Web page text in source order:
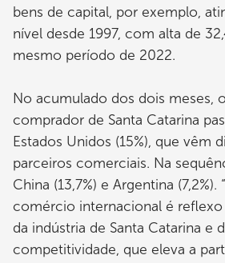
bens de capital, por exemplo,
nível desde 1997, com alta de
mesmo período de 2022.
No acumulado dos dois meses,
comprador de Santa Catarina
Estados Unidos (15%), que vêm
parceiros comerciais. Na
China (13,7%) e Argentina
comércio internacional é
da indústria de Santa Catarina e
competitividade, que eleva a